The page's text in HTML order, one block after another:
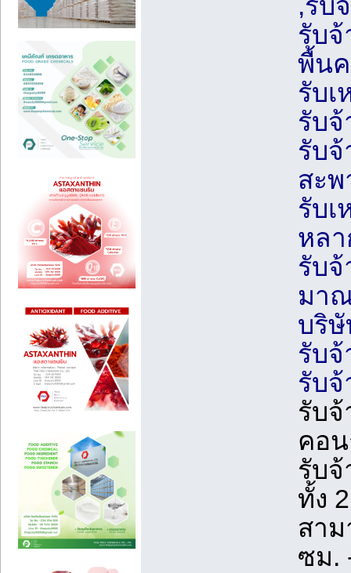
,รับ
รับจ้
พื้น
รับเ
รับ
รับ
สะ
รับเ
หล
รับ
มา
บริ
รับ
รับ
รับจ้
คอ
รับ
ทั้ง
สา
ซม.